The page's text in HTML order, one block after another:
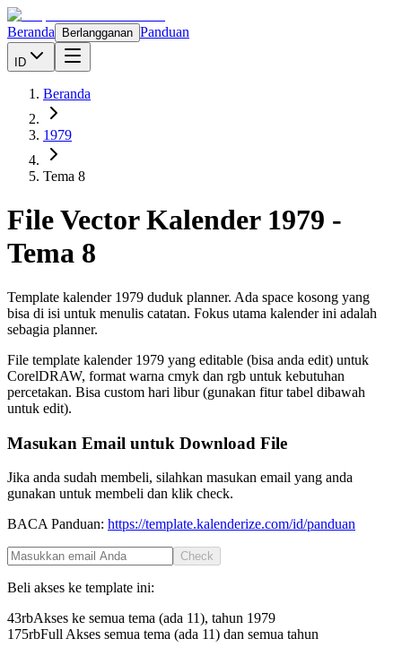
Beranda Berlangganan Panduan
ID
Beranda
1979
Tema 8
File Vector Kalender 1979 -
Tema 8
Template kalender 1979 duduk planner. Ada space kosong yang
bisa di isi untuk menulis catatan. Fokus utama kalender ini adalah
sebagia planner.
File template kalender 1979 yang editable (bisa anda edit) untuk
CorelDRAW, format warna cmyk dan rgb untuk kebutuhan
percetakan. Bisa custom hari libur (gunakan fitur tabel dibawah
untuk edit).
Masukan Email untuk Download File
Jika anda sudah membeli, silahkan masukan email yang anda
gunakan untuk membeli dan klik check.
BACA Panduan: https://template.kalenderize.com/id/panduan
Check
Beli akses ke template ini:
43rbAkses ke semua tema (ada 11), tahun 1979
175rbFull Akses semua tema (ada 11) dan semua tahun